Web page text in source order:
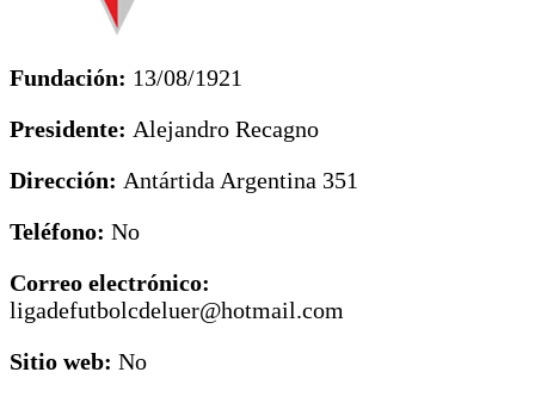
Fundación: 13/08/1921
Presidente: Alejandro Recagno
Dirección: Antártida Argentina 351
Teléfono: No
Correo electrónico:
ligadefutbolcdeluer@hotmail.com
Sitio web: No